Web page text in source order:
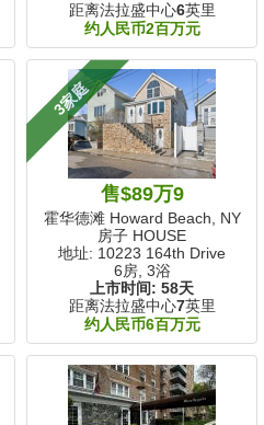
距离法拉盛中心6英里
约人民币2百万元
3家庭
售$89万9
霍华德滩 Howard Beach, NY
房子 HOUSE
地址: 10223 164th Drive
6房, 3浴
上市时间: 58天
距离法拉盛中心7英里
约人民币6百万元